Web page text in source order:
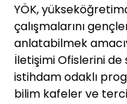
YÖK,
çalışmalarını
anlatabilmek
İletişimi Ofislerini
istihdam odaklı
bilim kafeler ve